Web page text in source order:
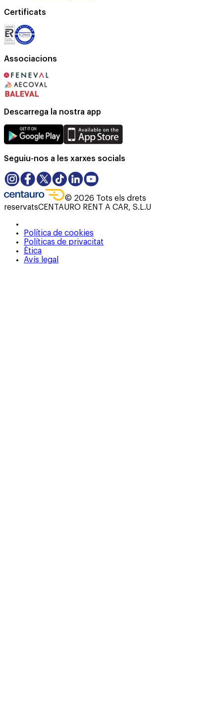
Certificats
Associacions
Descarrega la nostra app
Seguiu-nos a les xarxes socials
© 2026 Tots els drets
reservatsCENTAURO RENT A CAR, S.L.U
Política de cookies
Políticas de privacitat
Ètica
Avís legal